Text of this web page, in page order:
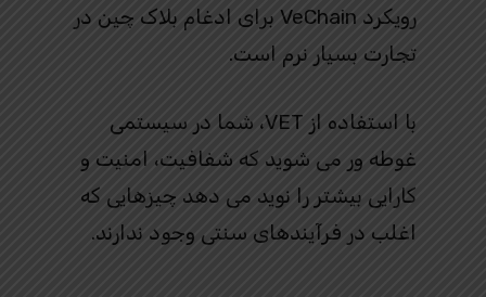
رویکرد VeChain برای ادغام بلاک چین در
تجارت بسیار نرم است.
با استفاده از VET، شما در سیستمی
غوطه ور می شوید که شفافیت، امنیت و
کارایی بیشتر را نوید می دهد چیزهایی که
اغلب در فرآیندهای سنتی وجود ندارند.